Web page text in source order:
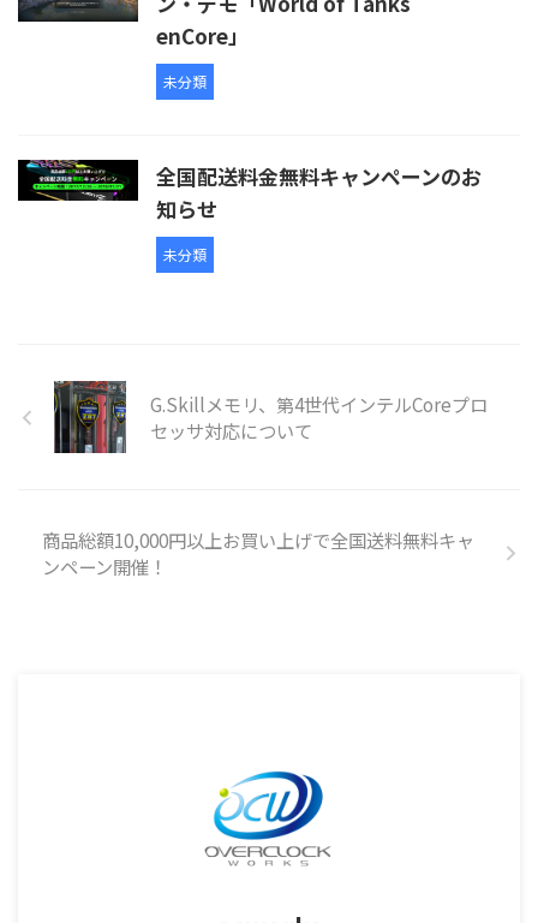
enCore」
未分類
全国配送料金無料キャンペーンのお
知らせ
未分類
G.Skillメモリ、第4世代インテルCoreプロ
セッサ対応について
商品総額10,000円以上お買い上げで全国送料無料キャ
ンペーン開催！